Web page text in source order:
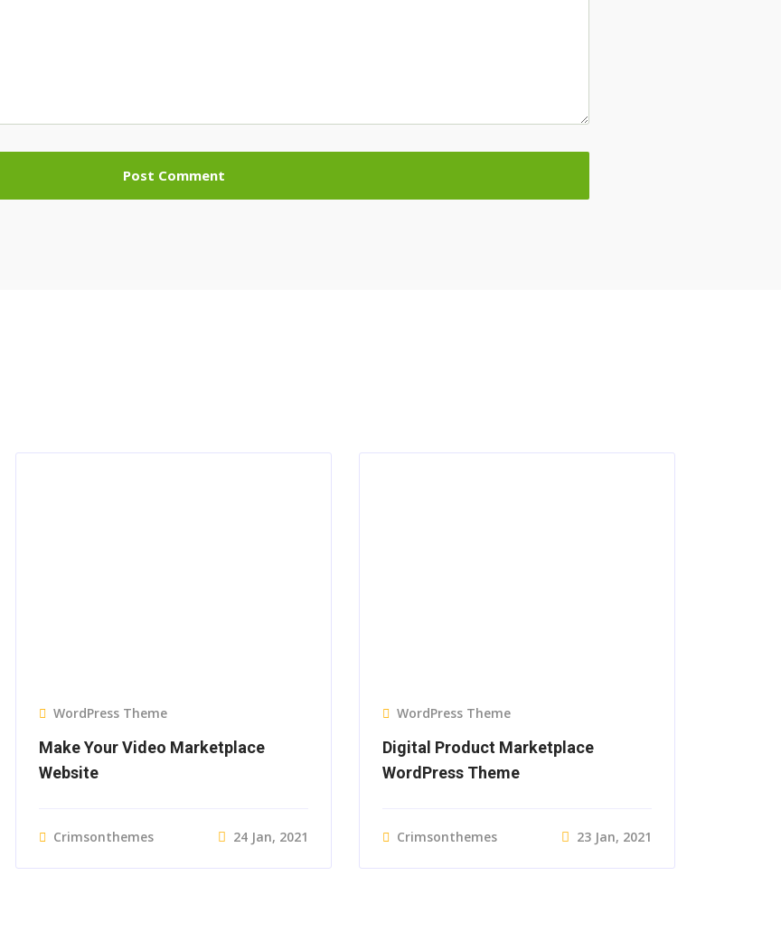
WordPress Theme
Make Your Video Marketplace
Website
Crimsonthemes 24 Jan, 2021
WordPress Theme
Digital Product Marketplace
WordPress Theme
Crimsonthemes 23 Jan, 2021